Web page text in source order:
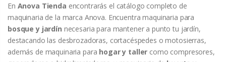
En Anova Tienda encontrarás el catálogo completo de
maquinaria de la marca Anova. Encuentra maquinaria para
bosque y jardín necesaria para mantener a punto tu jardín,
destacando las desbrozadoras, cortacéspedes o motosierras,
además de maquinaria para hogar y taller como compresores,